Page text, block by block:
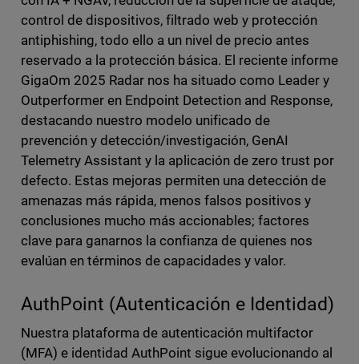
control de dispositivos, filtrado web y protección
antiphishing, todo ello a un nivel de precio antes
reservado a la protección básica. El reciente informe
GigaOm 2025 Radar nos ha situado como Leader y
Outperformer en Endpoint Detection and Response,
destacando nuestro modelo unificado de
prevención y detección/investigación, GenAI
Telemetry Assistant y la aplicación de zero trust por
defecto. Estas mejoras permiten una detección de
amenazas más rápida, menos falsos positivos y
conclusiones mucho más accionables; factores
clave para ganarnos la confianza de quienes nos
evalúan en términos de capacidades y valor.
AuthPoint (Autenticación e Identidad)
Nuestra plataforma de autenticación multifactor
(MFA) e identidad AuthPoint sigue evolucionando al